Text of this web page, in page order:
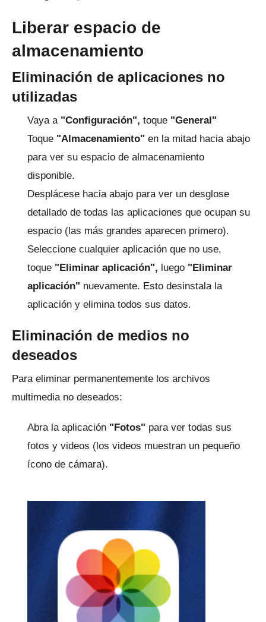
Liberar espacio de
almacenamiento
Eliminación de aplicaciones no
utilizadas
Vaya a "Configuración", toque "General"
Toque "Almacenamiento" en la mitad hacia abajo
para ver su espacio de almacenamiento
disponible.
Desplácese hacia abajo para ver un desglose
detallado de todas las aplicaciones que ocupan su
espacio (las más grandes aparecen primero).
Seleccione cualquier aplicación que no use,
toque "Eliminar aplicación", luego "Eliminar
aplicación" nuevamente. Esto desinstala la
aplicación y elimina todos sus datos.
Eliminación de medios no
deseados
Para eliminar permanentemente los archivos
multimedia no deseados:
Abra la aplicación "Fotos" para ver todas sus
fotos y videos (los videos muestran un pequeño
ícono de cámara).